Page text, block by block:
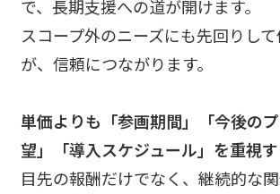
で、長期支援への道が開けます。
スコープ外のニーズにも先回りし
が、信頼につながります。
単価よりも「参画期間」「今後の
望」「導入スケジュール」を重視
目先の報酬だけでなく、継続的な